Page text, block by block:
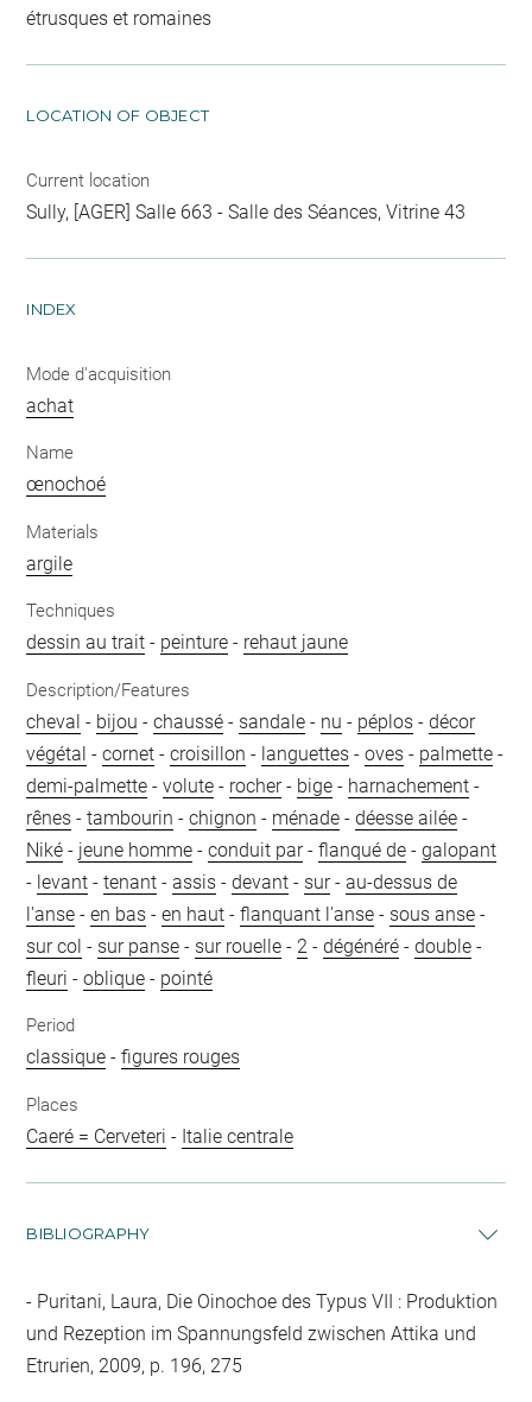
étrusques et romaines
LOCATION OF OBJECT
Current location
Sully, [AGER] Salle 663 - Salle des Séances, Vitrine 43
INDEX
Mode d'acquisition
achat
Name
œnochoé
Materials
argile
Techniques
dessin au trait - peinture - rehaut jaune
Description/Features
cheval - bijou -chaussé - sandale - nu - péplos -décor
végétal -cornet -croisillon - languettes -oves - palmette -
demi-palmette -volute - rocher- bige - harnachement -
rênes -tambourin -chignon - ménade -déesse ailée -
Niké - jeune homme -conduit par-flanqué de -galopant
- levant -tenant -assis -devant - sur-au-dessus de
l'anse -en bas -en haut -flanquant l'anse - sous anse -
sur col - sur panse - sur rouelle - 2 -dégénéré -double -
fleuri -oblique - pointé
Period
classique -figures rouges
Places
Caeré = Cerveteri - Italie centrale
BIBLIOGRAPHY
Puritani, Laura, Die Oinochoe des Typus VII : Produktion
und Rezeption im Spannungsfeld zwischen Attika und
Etrurien, 2009, p. 196, 275